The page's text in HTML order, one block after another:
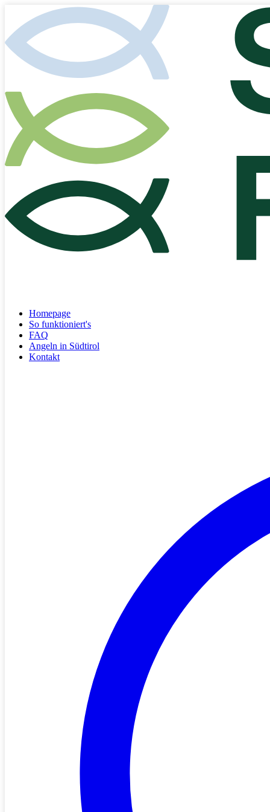
Homepage
So funktioniert's
FAQ
Angeln in Südtirol
Kontakt